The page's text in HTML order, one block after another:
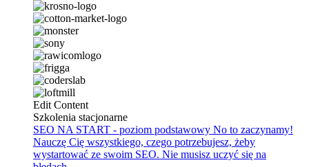
Edit Content
Szkolenia stacjonarne
SEO NA START - poziom podstawowy No to zaczynamy!
Nauczę Cię wszystkiego, czego potrzebujesz, żeby
wystartować ze swoim SEO. Nie musisz uczyć się na